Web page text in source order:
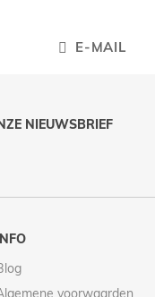
E-MAIL
NIEUWSBRIEF
INFO
voorwaarden